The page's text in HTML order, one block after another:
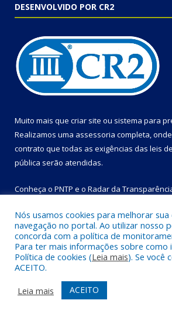
DESENVOLVIDO POR CR2
Muito mais que criar site ou sistema para
Realizamos uma assessoria completa,
contrato que todas as exigências das leis
pública serão atendidas.
Conheça o PNTP e o Radar da
Todos os direitos reservados a
Jesus do Tocantins.
Mapa do Site
Acessar Área
Acessar Webmail
Nós usamos cookies para melhorar sua
navegação no portal. Ao utilizar nosso
concorda com a política de
Para ter mais informações sobre como
Política de cookies (Leia mais). Se você
ACEITO.
Leia mais
ACEITO